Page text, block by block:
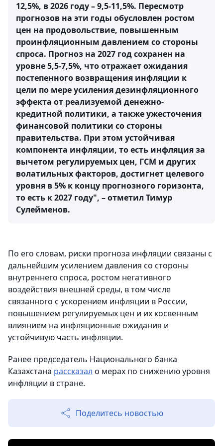
12,5%, в 2026 году – 9,5-11,5%. Пересмотр
прогнозов на эти годы обусловлен ростом
цен на продовольствие, повышенным
проинфляционным давлением со стороны
спроса. Прогноз на 2027 год сохранен на
уровне 5,5-7,5%, что отражает ожидания
постепенного возвращения инфляции к
цели по мере усиления дезинфляционного
эффекта от реализуемой денежно-
кредитной политики, а также ужесточения
финансовой политики со стороны
правительства. При этом устойчивая
компонента инфляции, то есть инфляция за
вычетом регулируемых цен, ГСМ и других
волатильных факторов, достигнет целевого
уровня в 5% к концу прогнозного горизонта,
то есть к 2027 году", – отметил Тимур
Сулейменов.
По его словам, риски прогноза инфляции связаны с
дальнейшим усилением давления со стороны
внутреннего спроса, ростом негативного
воздействия внешней среды, в том числе
связанного с ускорением инфляции в России,
повышением регулируемых цен и их косвенным
влиянием на инфляционные ожидания и
устойчивую часть инфляции.
Ранее председатель Национального банка
Казахстана рассказал о мерах по снижению уровня
инфляции в стране.
Поделитесь новостью